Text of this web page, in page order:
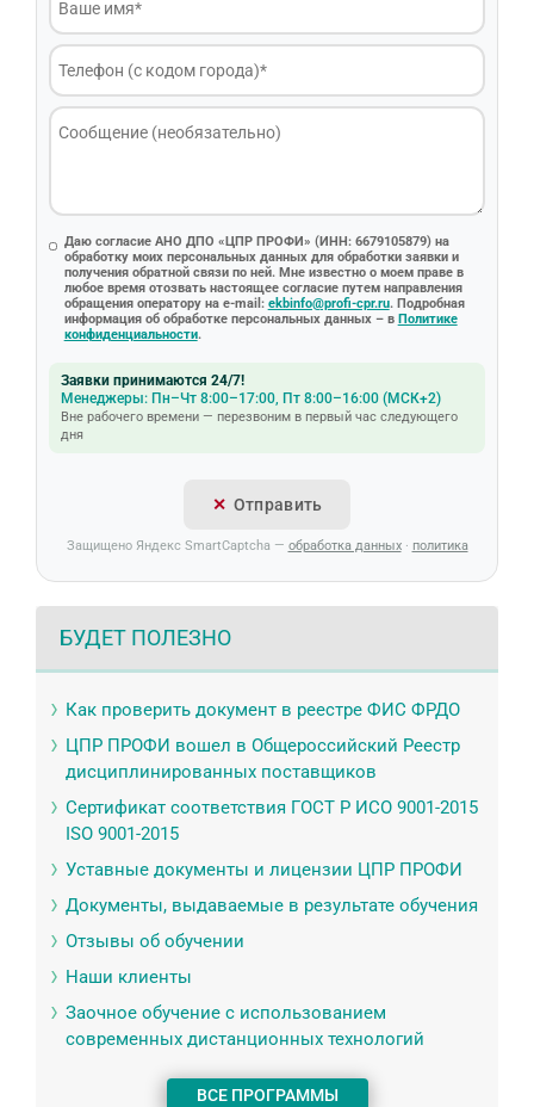
Даю согласие АНО ДПО «ЦПР ПРОФИ» (ИНН: 6679105879) на
обработку моих персональных данных для обработки заявки и
получения обратной связи по ней. Мне известно о моем праве в
любое время отозвать настоящее согласие путем направления
обращения оператору на e-mail: ekbinfo@profi-cpr.ru. Подробная
информация об обработке персональных данных – в Политике
конфиденциальности.
Заявки принимаются 24/7!
Менеджеры: Пн–Чт 8:00–17:00, Пт 8:00–16:00 (МСК+2)
Вне рабочего времени — перезвоним в первый час следующего
дня
Отправить
Защищено Яндекс SmartCaptcha — обработка данных· политика
БУДЕТ ПОЛЕЗНО
Как проверить документ в реестре ФИС ФРДО
ЦПР ПРОФИ вошел в Общероссийский Реестр
дисциплинированных поставщиков
Сертификат соответствия ГОСТ Р ИСО 9001-2015
ISO 9001-2015
Уставные документы и лицензии ЦПР ПРОФИ
Документы, выдаваемые в результате обучения
Отзывы об обучении
Наши клиенты
Заочное обучение с использованием
современных дистанционных технологий
ВСЕ ПРОГРАММЫ